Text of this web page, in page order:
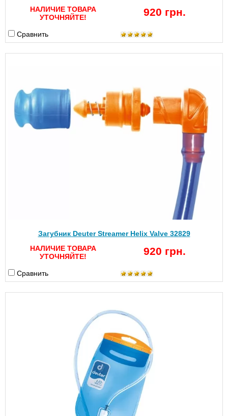
НАЛИЧИЕ ТОВАРА
УТОЧНЯЙТЕ!
920 грн.
Сравнить
Загубник Deuter Streamer Helix Valve 32829
НАЛИЧИЕ ТОВАРА
УТОЧНЯЙТЕ!
920 грн.
Сравнить